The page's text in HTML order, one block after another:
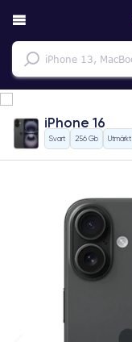
iPhone 16
Svart 256 Gb Utmärkt